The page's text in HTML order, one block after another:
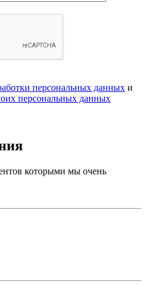
персональных данных и
персональных данных
которыми мы очень